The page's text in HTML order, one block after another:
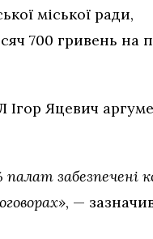
міської ради,
700 гривень на
Ігор Яцевич
забезпечені
, —